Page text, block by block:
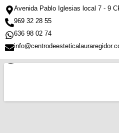
Avenida Pablo Iglesias local 7 - 9
969 32 28 55
636 98 02 74